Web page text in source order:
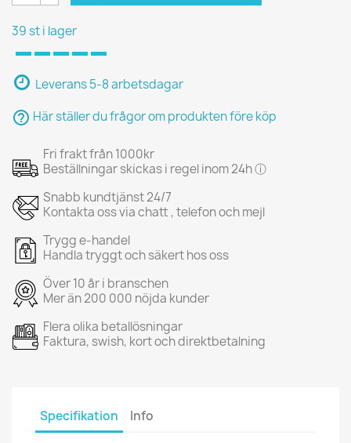
39 st i lager
Leverans 5-8 arbetsdagar
help_outline Här ställer du frågor om produkten före köp
Fri frakt från 1000kr
Beställningar skickas i regel inom 24h ⓘ
Snabb kundtjänst 24/7
Kontakta oss via chatt , telefon och mejl
Trygg e-handel
Handla tryggt och säkert hos oss
Över 10 år i branschen
Mer än 200 000 nöjda kunder
Flera olika betallösningar
Faktura, swish, kort och direktbetalning
Specifikation Info